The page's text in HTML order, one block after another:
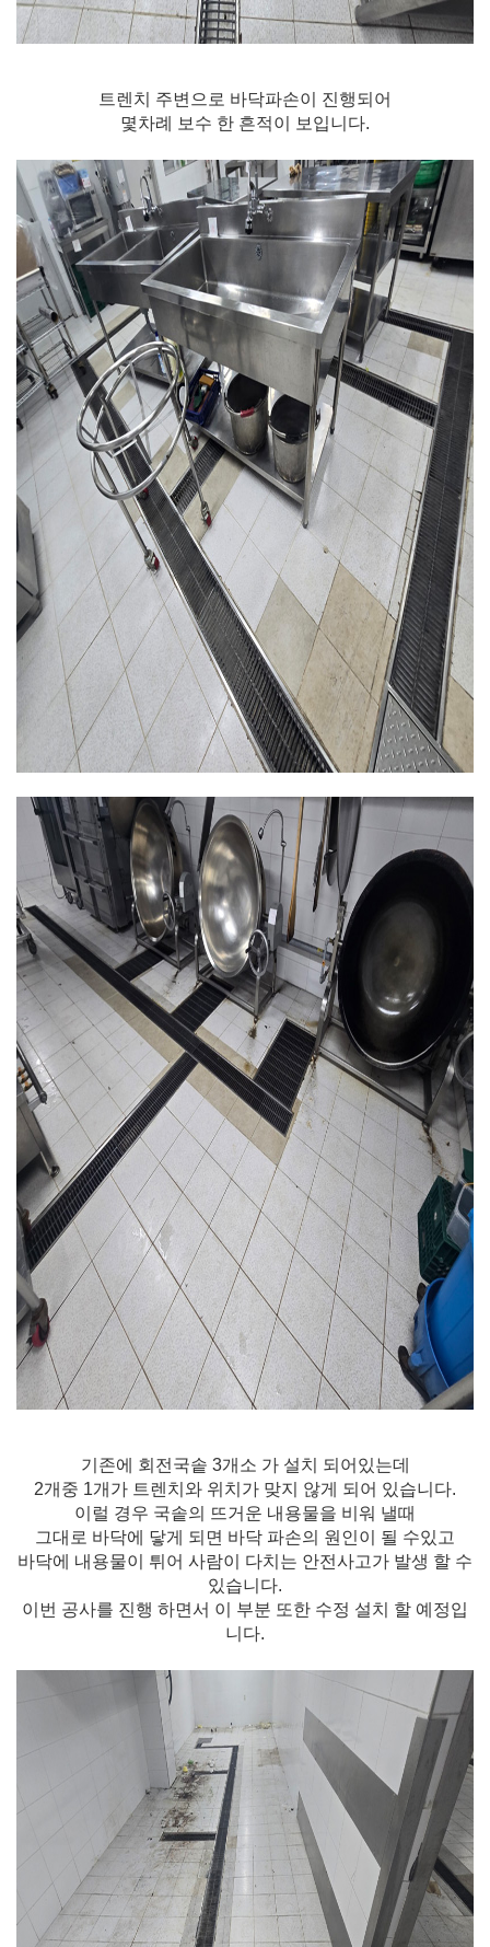
트렌치 주변으로 바닥파손이 진행되어
몇차례 보수 한 흔적이 보입니다.
기존에 회전국솥 3개소 가 설치 되어있는데
2개중 1개가 트렌치와 위치가 맞지 않게 되어 있습니다.
이럴 경우 국솥의 뜨거운 내용물을 비워 낼때
그대로 바닥에 닿게 되면 바닥 파손의 원인이 될 수있고
바닥에 내용물이 튀어 사람이 다치는 안전사고가 발생 할 수
있습니다.
이번 공사를 진행 하면서 이 부분 또한 수정 설치 할 예정입
니다.